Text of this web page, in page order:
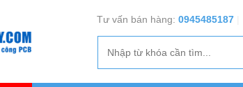
Tư vấn bán hàng: 0945485187|